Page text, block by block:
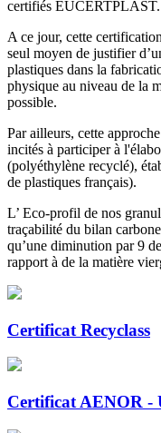
certifiés EUCERTPLAST.
A ce jour, cette
seul moyen de justifier
plastiques dans la
physique au niveau de la
possible.
Par ailleurs, cette
incités à participer à
(polyéthylène recyclé),
de plastiques français).
L’ Eco-profil de nos
traçabilité du bilan
qu’une diminution par 9
rapport à de la matière
Certificat Recyclass
Certificat AENOR -